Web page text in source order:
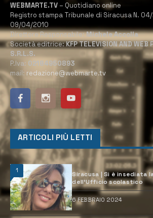
WEBMARTE.TV – Quotidiano online
Registro stampa Tribunale di Siracusa N. 04/
09/04/2010
Direttore Responsabile:Michele Accolla
Società editrice:KFP TELEVISION AND WEB
S.R.L.S.
P.Iva: 02184950893
mail: redazione@webmarte.tv
ARTICOLI PIÙ LETTI
1
Siracusa | Si è insediata
dell’Ufficio scolastico
6 FEBBRAIO 2024